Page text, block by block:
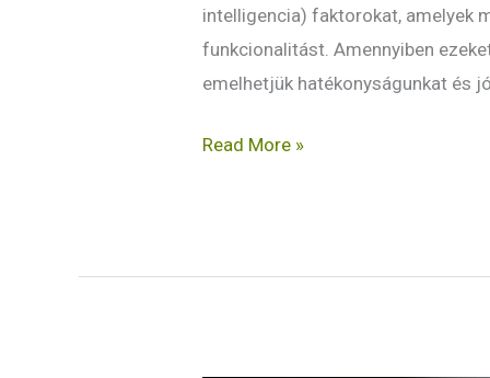
intelligencia) faktorokat, amelyek
funkcionalitást. Amennyiben
emelhetjük hatékonyságunkat és
Read More »